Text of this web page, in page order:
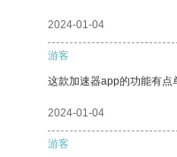
2024-01-04
游客
这款加速器app的功能有点
2024-01-04
游客